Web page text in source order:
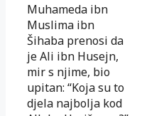
Muhameda ibn
Muslima ibn
Šihaba prenosi da
je Ali ibn Husejn,
mir s njime, bio
upitan: “Koja su to
djela najbolja kod